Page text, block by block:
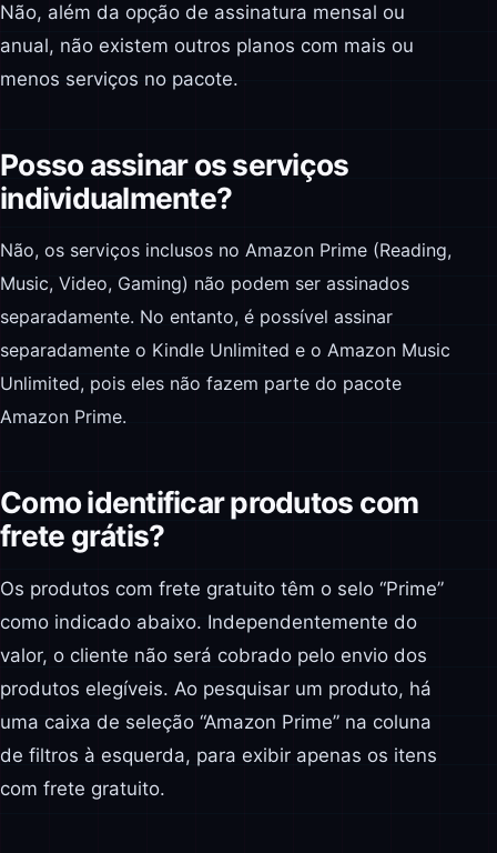
Não, além da opção de assinatura mensal ou
anual, não existem outros planos com mais ou
menos serviços no pacote.
Posso assinar os serviços
individualmente?
Não, os serviços inclusos no Amazon Prime (Reading,
Music, Video, Gaming) não podem ser assinados
separadamente. No entanto, é possível assinar
separadamente o Kindle Unlimited e o Amazon Music
Unlimited, pois eles não fazem parte do pacote
Amazon Prime.
Como identificar produtos com
frete grátis?
Os produtos com frete gratuito têm o selo “Prime”
como indicado abaixo. Independentemente do
valor, o cliente não será cobrado pelo envio dos
produtos elegíveis. Ao pesquisar um produto, há
uma caixa de seleção “Amazon Prime” na coluna
de filtros à esquerda, para exibir apenas os itens
com frete gratuito.